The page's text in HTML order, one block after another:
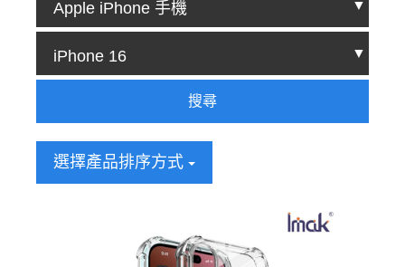
搜尋
選擇產品排序方式